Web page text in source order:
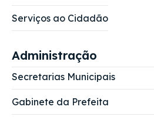
Serviços ao Cidadão
Administração
Secretarias Municipais
Gabinete da Prefeita